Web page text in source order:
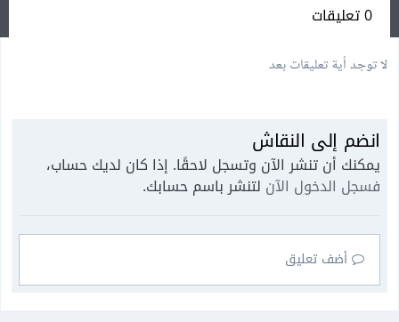
0 تعليقات
لا توجد أية تعليقات بعد
انضم إلى النقاش
يمكنك أن تنشر الآن وتسجل لاحقًا. إذا كان لديك حساب،
فسجل الدخول الآن لتنشر باسم حسابك.
أضف تعليق